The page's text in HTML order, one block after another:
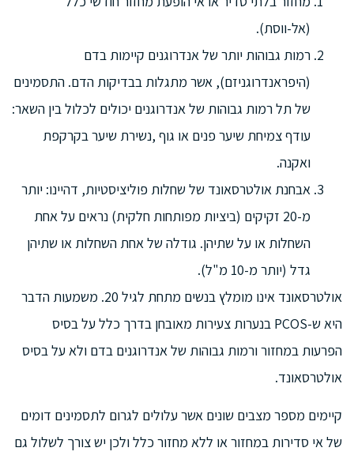
(אל-ווסת).
רמות גבוהות יותר של אנדרוגנים קיימות בדם
(היפראנדרוגניזם), אשר מתגלות בבדיקות הדם. התסמינים
של תל רמות גבוהות של אנדרוגנים יכולים לכלול בין השאר:
עודף צמיחת שיער פנים או גוף ,נשירת שיער בקרקפת
ואקנה.
אבחנת אולטרסאונד של שחלות פוליציסטיות, דהיינו: יותר
מ-20 זקיקים (ביציות מפותחות חלקית) נראים על אחת
השחלות או על שתיהן. גודלה של אחת השחלות או שתיהן
גדל (יותר מ-10 מ"ל).
אולטרסאונד אינו מומלץ בנשים מתחת לגיל 20. משמעות הדבר
היא ש-PCOS בנערות צעירות מאובחן בדרך כלל על בסיס
הפרעות במחזור ורמות גבוהות של אנדרוגנים בדם ולא על בסיס
אולטרסאונד.
קיימים מספר מצבים שונים אשר עלולים לגרום לתסמינים דומים
של אי סדירות במחזור או ללא מחזור כלל ולכן יש צורך לשלול גם